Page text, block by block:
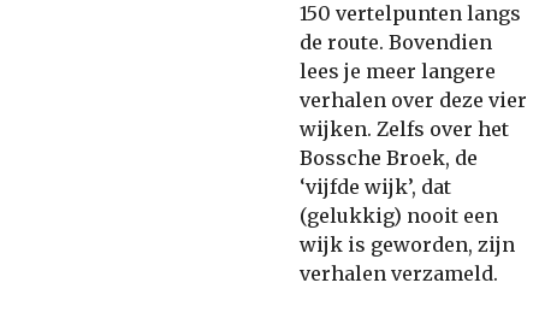
150 vertelpunten langs
de route. Bovendien
lees je meer langere
verhalen over deze vier
wijken. Zelfs over het
Bossche Broek, de
‘vijfde wijk’, dat
(gelukkig) nooit een
wijk is geworden, zijn
verhalen verzameld.